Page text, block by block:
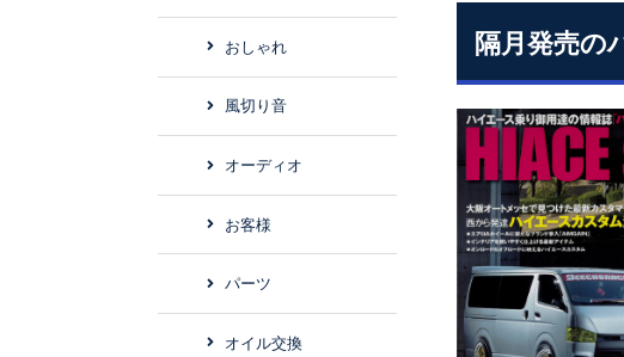
隔月発売の
おしゃれ
風切り音
オーディオ
お客様
パーツ
オイル交換